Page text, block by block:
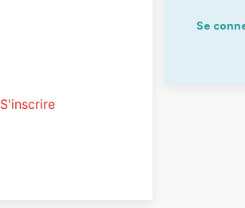
S'inscrire
Se